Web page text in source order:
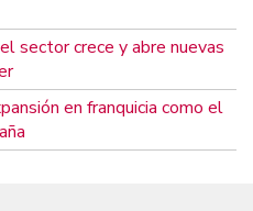
sector crece y abre nuevas
en franquicia como el